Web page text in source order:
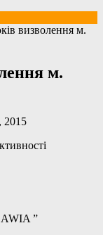
визволення м.
м.
2015
”